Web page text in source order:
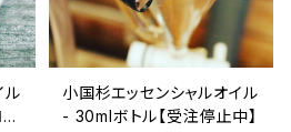
ル
小国杉エッセンシャルオイル
- 30mlボトル【受注停止中】